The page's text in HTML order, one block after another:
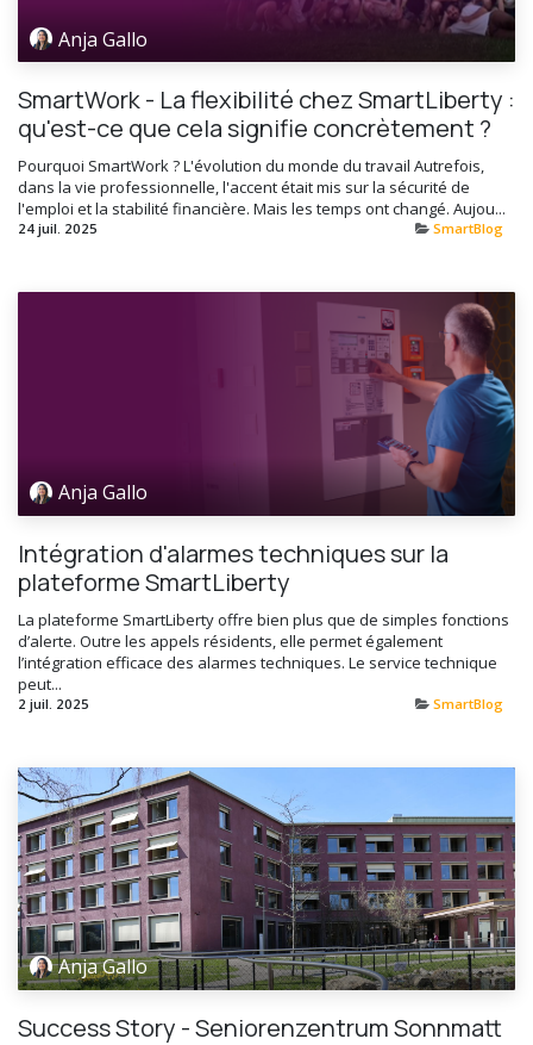
Anja Gallo
SmartWork - La flexibilité chez SmartLiberty :
qu'est-ce que cela signifie concrètement ?
Pourquoi SmartWork ? L'évolution du monde du travail Autrefois,
dans la vie professionnelle, l'accent était mis sur la sécurité de
l'emploi et la stabilité financière. Mais les temps ont changé. Aujou...
24 juil. 2025 SmartBlog
Anja Gallo
Intégration d'alarmes techniques sur la
plateforme SmartLiberty
La plateforme SmartLiberty offre bien plus que de simples fonctions
d’alerte. Outre les appels résidents, elle permet également
l’intégration efficace des alarmes techniques. Le service technique
peut...
2 juil. 2025 SmartBlog
Anja Gallo
Success Story - Seniorenzentrum Sonnmatt